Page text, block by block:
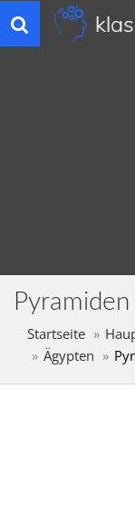
Toggle
navigation
Pyramiden
Startseite
Ägypten